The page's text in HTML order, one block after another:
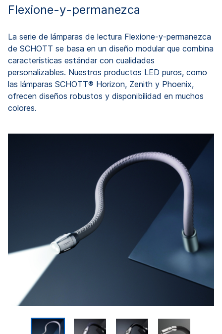
Flexione-y-permanezca
La serie de lámparas de lectura Flexione-y-permanezca
de SCHOTT se basa en un diseño modular que combina
características estándar con cualidades
personalizables. Nuestros productos LED puros, como
las lámparas SCHOTT® Horizon, Zenith y Phoenix,
ofrecen diseños robustos y disponibilidad en muchos
colores.